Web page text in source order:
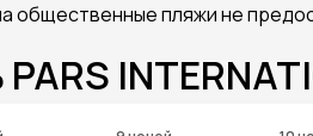
общественные пляжи не